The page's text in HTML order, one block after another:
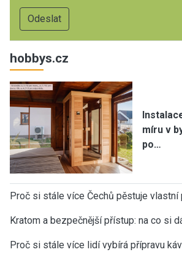
hobbys.cz
míru v
po…
Proč si stále více Čechů pěstuje vlastní
Kratom a bezpečnější přístup: na co si
Proč si stále více lidí vybírá přípravu